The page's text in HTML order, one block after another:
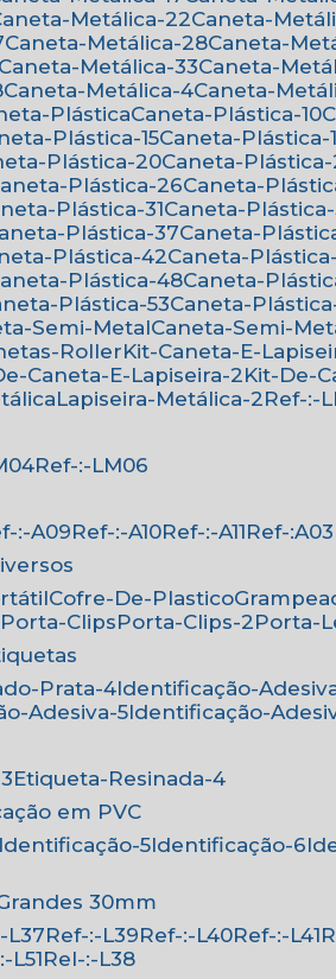
Caneta-Metálica-22 Caneta-
Caneta-Metálica-28 Caneta-
Caneta-Metálica-33 Caneta-
Caneta-Metálica-4 Caneta-
Plástica Caneta-Plástica-10
Plástica-15 Caneta-Plástica-
Plástica-20 Caneta-Plástica-
Caneta-Plástica-26 Caneta-
Plástica-31 Caneta-
Caneta-Plástica-37 Caneta-
Plástica-42 Caneta-
Caneta-Plástica-48 Caneta-
Plástica-53 Caneta-
Semi-Metal Caneta-Semi-
Roller Kit-Caneta-E-
Caneta-E-Lapiseira-2
Kit-De-
Lapiseira-Metálica-2
Ref-:-
Ref-:-LM06
:-A09 Ref-:-A10 Ref-:-A11
Ref-:A03
Diversos
Cofre-De-Plastico
Porta-Clips Porta-Clips-2
Porta-
Prata-4 Identificação-
Adesiva-5 Identificação-
Etiqueta-Resinada-4
em PVC
Identificação-5 Identificação-6
Grandes 30mm
L37 Ref-:-L39 Ref-:-L40 Ref-:-L41
L51
Rel-:-L38